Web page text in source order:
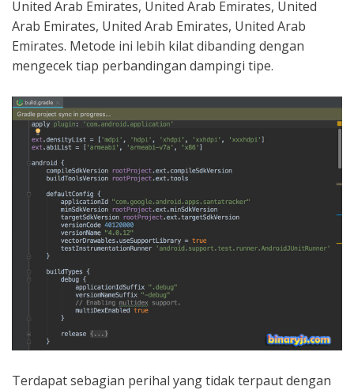
United Arab Emirates, United Arab Emirates, United
Arab Emirates, United Arab Emirates, United Arab
Emirates. Metode ini lebih kilat dibanding dengan
mengecek tiap perbandingan dampingi tipe.
Terdapat sebagian perihal yang tidak terpaut dengan